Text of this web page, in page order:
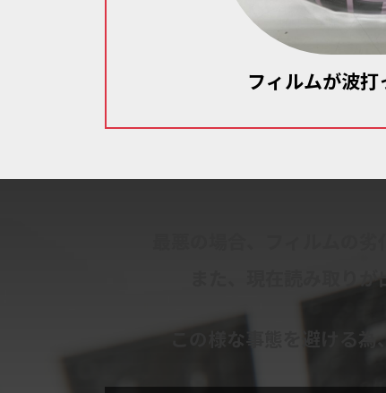
フィルムが波打
最悪の場合、フィルムの
また、現在読み取り
この様な事態を避ける